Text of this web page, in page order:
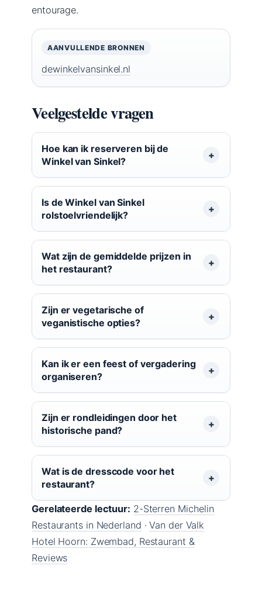
entourage.
AANVULLENDE BRONNEN
dewinkelvansinkel.nl
Veelgestelde vragen
Hoe kan ik reserveren bij de
Winkel van Sinkel?
Is de Winkel van Sinkel
rolstoelvriendelijk?
Wat zijn de gemiddelde prijzen in
het restaurant?
Zijn er vegetarische of
veganistische opties?
Kan ik er een feest of vergadering
organiseren?
Zijn er rondleidingen door het
historische pand?
Wat is de dresscode voor het
restaurant?
Gerelateerde lectuur: 2-Sterren Michelin
Restaurants in Nederland ·Van der Valk
Hotel Hoorn: Zwembad, Restaurant &
Reviews